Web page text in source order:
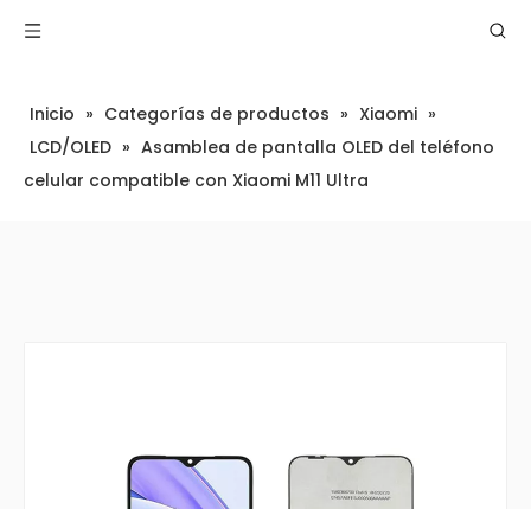
Inicio » Categorías de productos » Xiaomi »
LCD/OLED » Asamblea de pantalla OLED del teléfono
celular compatible con Xiaomi M11 Ultra